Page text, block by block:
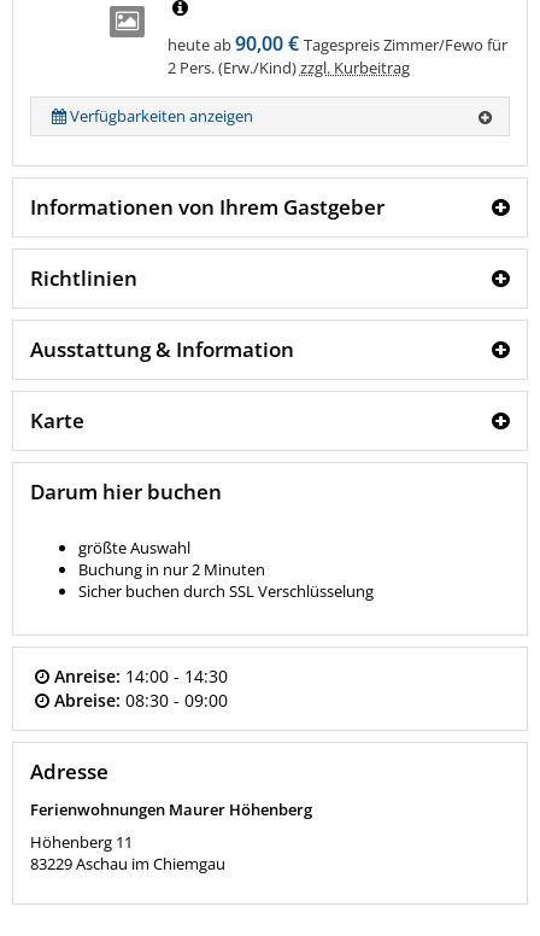
heute ab90,00 € Tagespreis Zimmer/Fewo für
2 Pers. (Erw./Kind)zzgl. Kurbeitrag
Verfügbarkeiten anzeigen
Informationen von Ihrem Gastgeber
Richtlinien
Ausstattung & Information
Karte
Darum hier buchen
größte Auswahl
Buchung in nur 2 Minuten
Sicher buchen durch SSL Verschlüsselung
Anreise: 14:00 - 14:30
Abreise: 08:30 - 09:00
Adresse
Ferienwohnungen Maurer Höhenberg
Höhenberg 11
83229Aschau im Chiemgau